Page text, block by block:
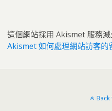
這個網站採用 Akismet 服務減
Akismet 如何處理網站訪客的